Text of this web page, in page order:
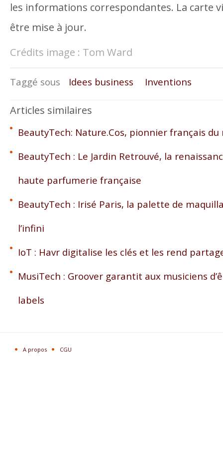
les informations correspondantes. La carte
être mise à jour.
Crédits image : Tom Ward
Taggé sous Idees business Inventions
Articles similaires
BeautyTech: Nature.Cos, pionnier français
BeautyTech : Le Jardin Retrouvé, la
haute parfumerie française
BeautyTech : Irisé Paris, la palette de
l’infini
IoT : Havr digitalise les clés et les rend
MusiTech : Groover garantit aux musiciens
labels
A propos CGU